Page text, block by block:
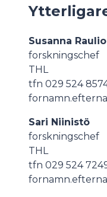
Susanna Raulio
forskningschef
THL
tfn 029 524
Sari Niinistö
forskningschef
THL
tfn 029 524